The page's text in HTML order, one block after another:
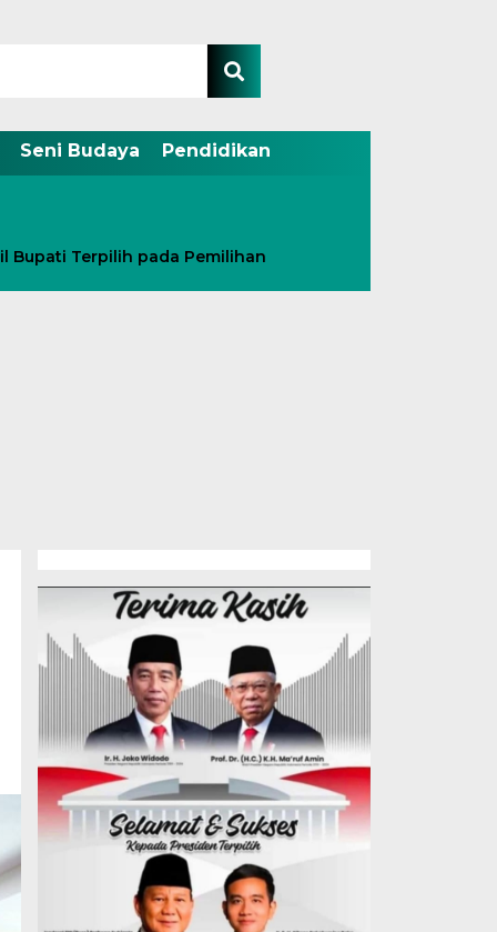
Seni Budaya Pendidikan
Bupati Terpilih pada Pemilihan